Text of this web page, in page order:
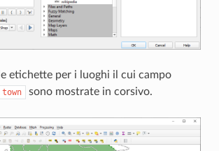
etichette per i luoghi il cui campo
town sono mostrate in corsivo.